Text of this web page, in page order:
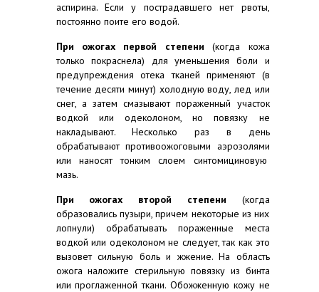
аспирина. Если у пострадавшего нет рвоты,
постоянно поите его водой.
При ожогах первой степени (когда кожа
только покраснела) для уменьшения боли и
предупреждения отека тканей применяют (в
течение десяти минут) холодную воду, лед или
снег, а затем смазывают пораженный участок
водкой или одеколоном, но повязку не
накладывают. Несколько раз в день
обрабатывают противоожоговыми аэрозолями
или наносят тонким слоем синтомициновую
мазь.
При ожогах второй степени (когда
образовались пузыри, причем некоторые из них
лопнули) обрабатывать пораженные места
водкой или одеколоном не следует, так как это
вызовет сильную боль и жжение. На область
ожога наложите стерильную повязку из бинта
или проглаженной ткани. Обожженную кожу не